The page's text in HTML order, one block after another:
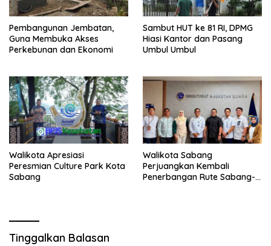
Pembangunan Jembatan,
Guna Membuka Akses
Perkebunan dan Ekonomi
Sambut HUT ke 81 RI, DPMG
Hiasi Kantor dan Pasang
Umbul Umbul
Walikota Apresiasi
Peresmian Culture Park Kota
Sabang
Walikota Sabang
Perjuangkan Kembali
Penerbangan Rute Sabang-
Tinggalkan Balasan